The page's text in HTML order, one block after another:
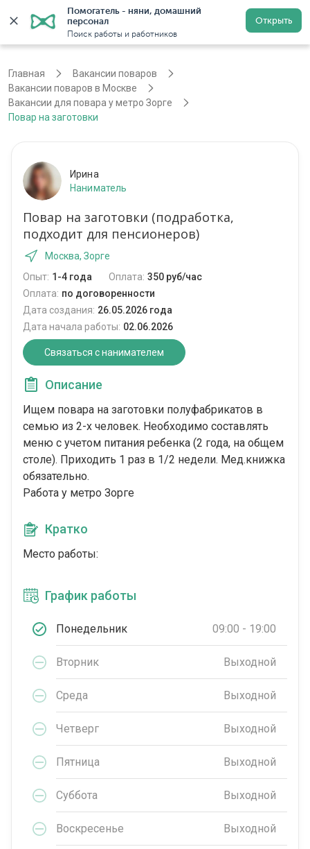
Помогатель - няни, домашний
персонал
Поиск работы и работников
Открыть
Регистрация
Главная
Вакансии поваров
Вакансии поваров в Москве
Вакансии для повара у метро Зорге
Повар на заготовки
Ирина
Наниматель
Повар на заготовки (подработка,
подходит для пенсионеров)
Москва, Зорге
Опыт: 1-4 года Оплата: 350 руб/час
Оплата: по договоренности
Дата создания: 26.05.2026 года
Дата начала работы: 02.06.2026
Связаться с нанимателем
Описание
Ищем повара на заготовки полуфабрикатов в
семью из 2-х человек. Необходимо составлять
меню с учетом питания ребенка (2 года, на общем
столе). Приходить 1 раз в 1/2 недели. Мед.книжка
обязательно.
Работа у метро Зорге
Кратко
Место работы:
График работы
Понедельник 09:00 - 19:00
Вторник Выходной
Среда Выходной
Четверг Выходной
Пятница Выходной
Суббота Выходной
Воскресенье Выходной